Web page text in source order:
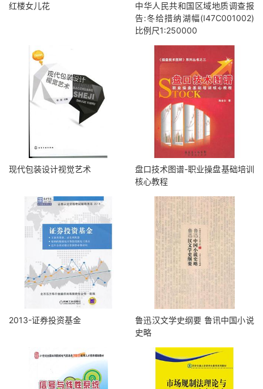
红楼女儿花
中华人民共和国区域地质调查报
告:冬给措纳湖幅(I47C001002)
比例尺1:250000
现代包装设计视觉艺术
盘口技术图谱-职业操盘基础培训
核心教程
2013-证券投资基金
鲁迅汉文学史纲要 鲁讯中国小说
史略